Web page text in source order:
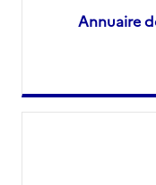
Annuaire